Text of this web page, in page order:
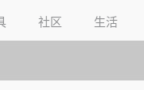
社区 生活